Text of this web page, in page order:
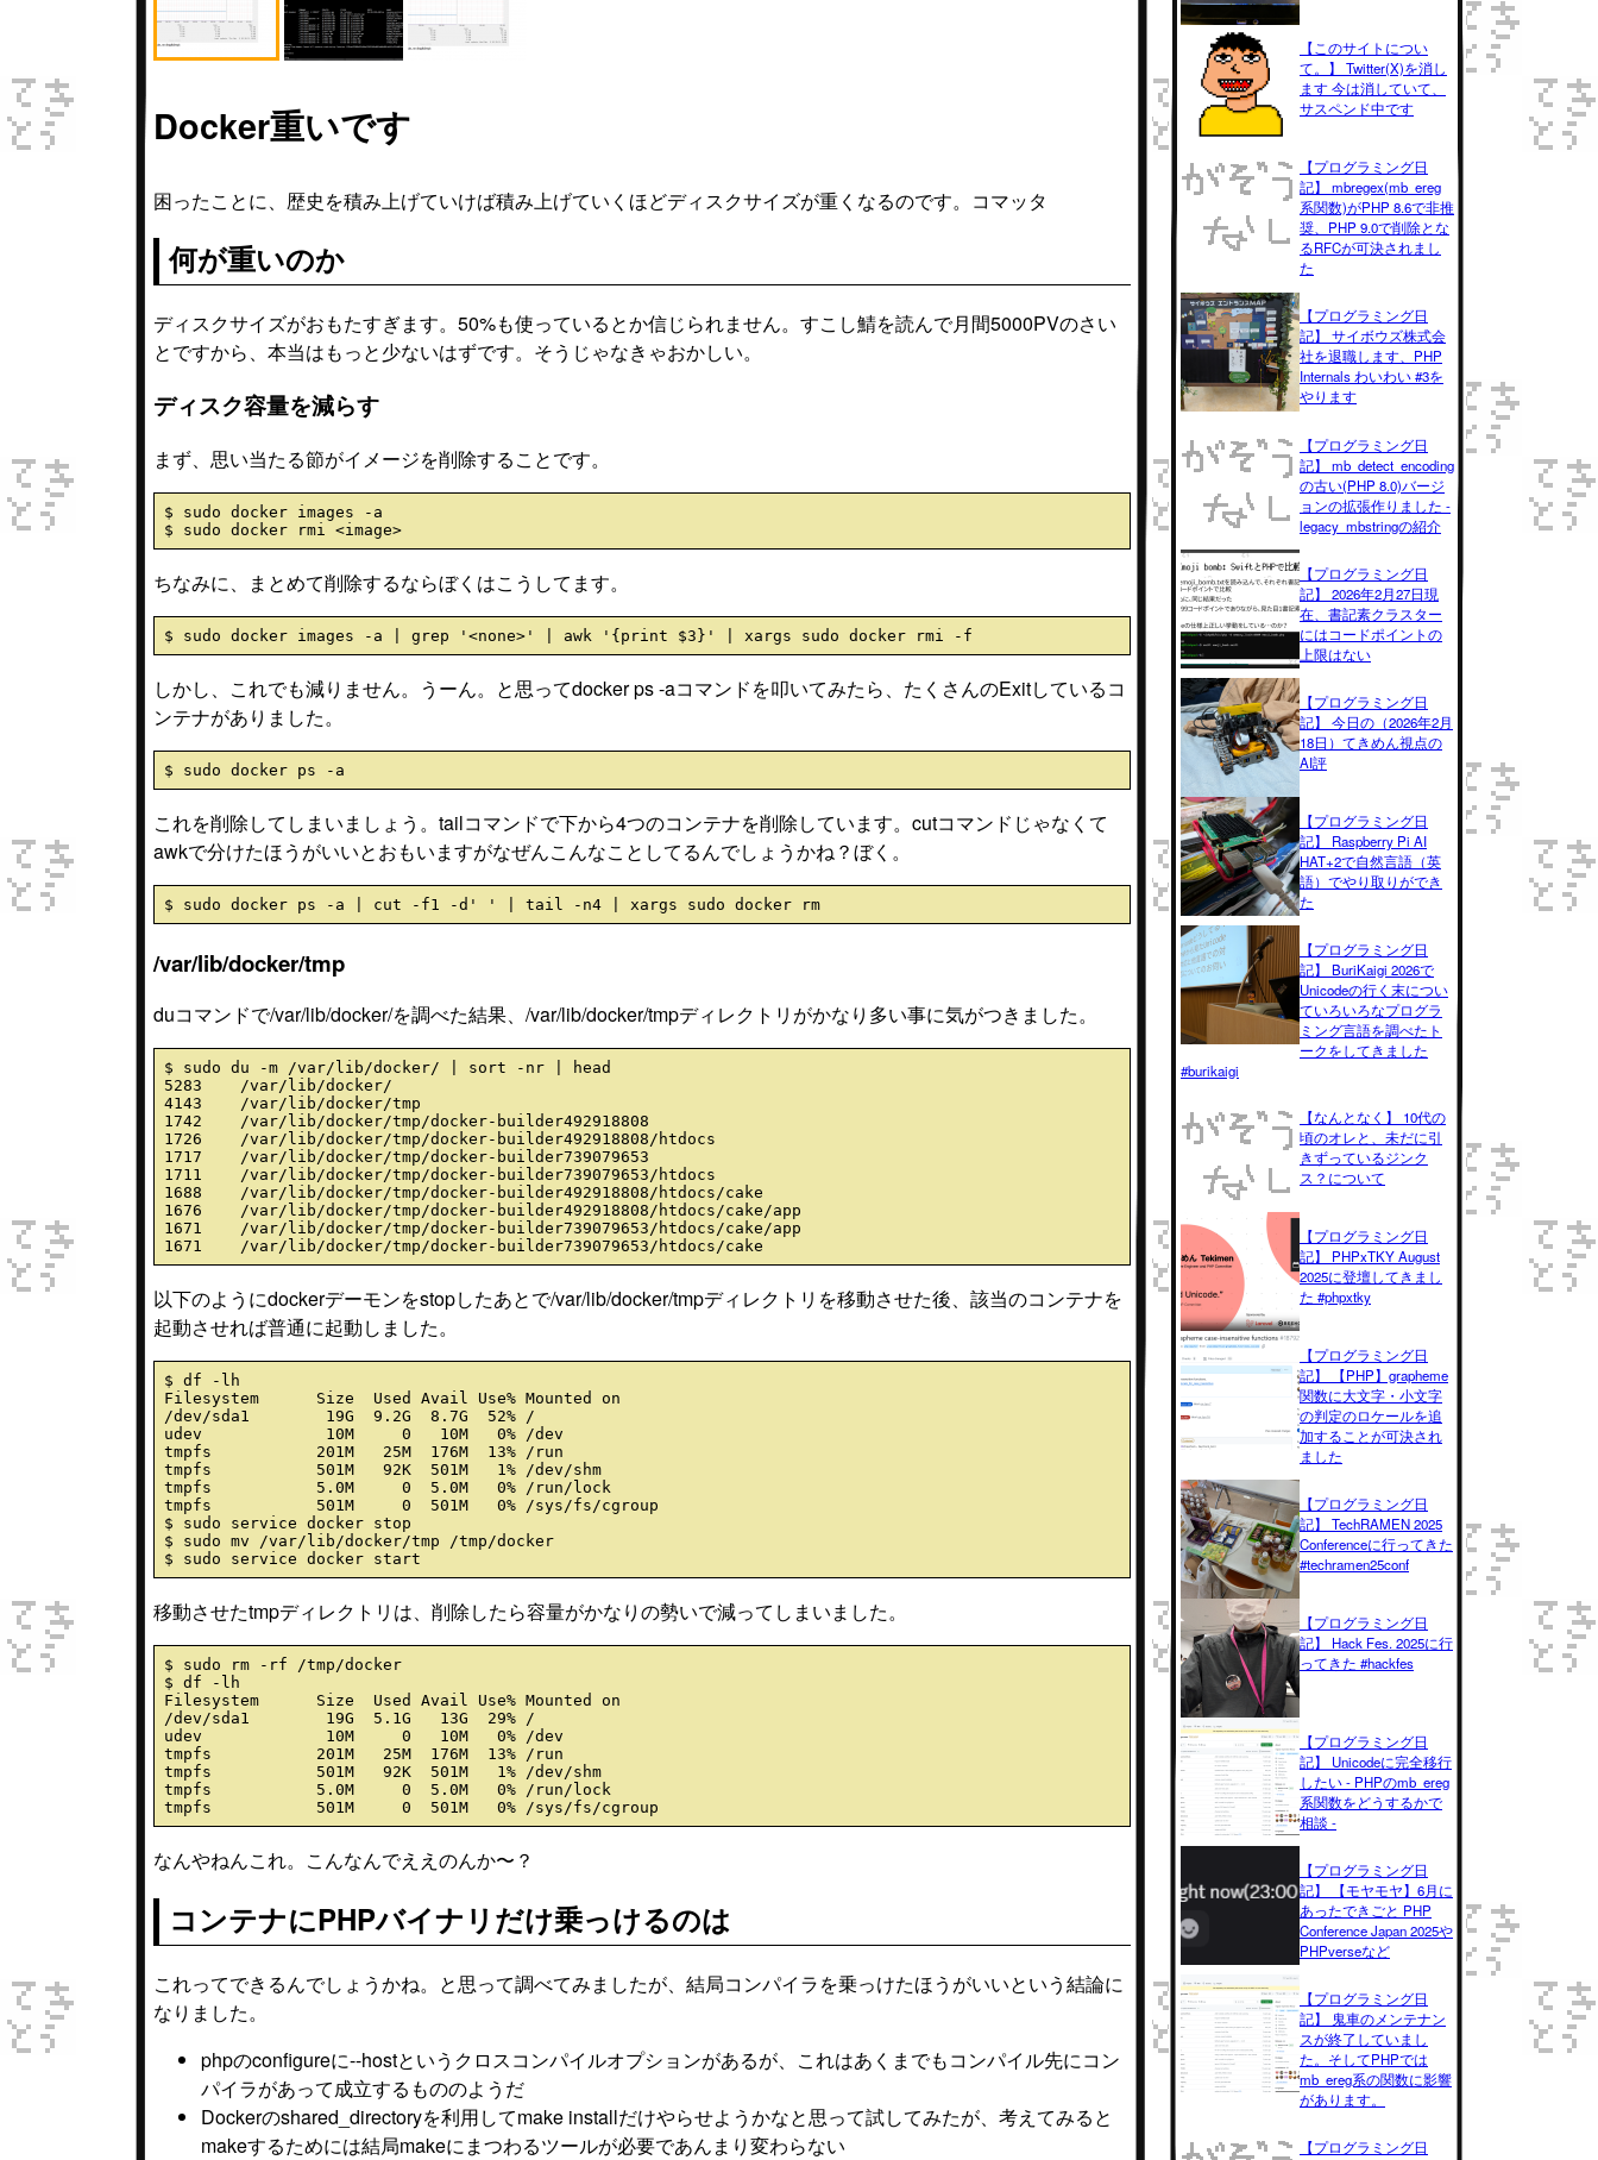
Docker重いです
困ったことに、歴史を積み上げていけば積み上げていくほどディスクサイズが重くなるのです。コマッタ
何が重いのか
ディスクサイズがおもたすぎます。50%も使っているとか信じられません。すこし鯖を読んで月間5000PVのさい
とですから、本当はもっと少ないはずです。そうじゃなきゃおかしい。
ディスク容量を減らす
まず、思い当たる節がイメージを削除することです。
$ sudo docker images -a
ちなみに、まとめて削除するならぼくはこうしてます。
しかし、これでも減りません。うーん。と思ってdocker ps -aコマンドを叩いてみたら、たくさんのExitしているコ
ンテナがありました。
これを削除してしまいましょう。tailコマンドで下から4つのコンテナを削除しています。cutコマンドじゃなくて
awkで分けたほうがいいとおもいますがなぜんこんなことしてるんでしょうかね？ぼく。
/var/lib/docker/tmp
duコマンドで/var/lib/docker/を調べた結果、/var/lib/docker/tmpディレクトリがかなり多い事に気がつきました。
$ sudo du -m /var/lib/docker/ | sort -nr | head
5283    /var/lib/docker/
4143    /var/lib/docker/tmp
1742    /var/lib/docker/tmp/docker-builder492918808
1726    /var/lib/docker/tmp/docker-builder492918808/htdocs
1717    /var/lib/docker/tmp/docker-builder739079653
1711    /var/lib/docker/tmp/docker-builder739079653/htdocs
1688    /var/lib/docker/tmp/docker-builder492918808/htdocs/cake
1676    /var/lib/docker/tmp/docker-builder492918808/htdocs/cake/app
1671    /var/lib/docker/tmp/docker-builder739079653/htdocs/cake/app
以下のようにdockerデーモンをstopしたあとで/var/lib/docker/tmpディレクトリを移動させた後、該当のコンテナを
起動させれば普通に起動しました。
$ df -lh
Filesystem      Size  Used Avail Use% Mounted on
/dev/sda1        19G  9.2G  8.7G  52% /
udev             10M     0   10M   0% /dev
tmpfs           201M   25M  176M  13% /run
tmpfs           501M   92K  501M   1% /dev/shm
tmpfs           5.0M     0  5.0M   0% /run/lock
tmpfs           501M     0  501M   0% /sys/fs/cgroup
$ sudo service docker stop
$ sudo mv /var/lib/docker/tmp /tmp/docker
移動させたtmpディレクトリは、削除したら容量がかなりの勢いで減ってしまいました。
$ sudo rm -rf /tmp/docker
$ df -lh
Filesystem      Size  Used Avail Use% Mounted on
/dev/sda1        19G  5.1G   13G  29% /
udev             10M     0   10M   0% /dev
tmpfs           201M   25M  176M  13% /run
tmpfs           501M   92K  501M   1% /dev/shm
tmpfs           5.0M     0  5.0M   0% /run/lock
なんやねんこれ。こんなんでええのんか〜？
コンテナにPHPバイナリだけ乗っけるのは
これってできるんでしょうかね。と思って調べてみましたが、結局コンパイラを乗っけたほうがいいという結論に
なりました。
phpのconfigureに--hostというクロスコンパイルオプションがあるが、これはあくまでもコンパイル先にコン
パイラがあって成立するもののようだ
Dockerのshared_directoryを利用してmake installだけやらせようかなと思って試してみたが、考えてみると
makeするためには結局makeにまつわるツールが必要であんまり変わらない
【このサイトについ
て。】 Twitter(X)を消し
ます 今は消していて、
サスペンド中です
【プログラミング日
記】 mbregex(mb_ereg
系関数)がPHP 8.6で非推
奨、PHP 9.0で削除とな
るRFCが可決されまし
た
【プログラミング日
記】 サイボウズ株式会
社を退職します、PHP
Internals わいわい #3を
やります
【プログラミング日
記】 mb_detect_encoding
の古い(PHP 8.0)バージ
ョンの拡張作りました -
legacy_mbstringの紹介
【プログラミング日
記】 2026年2月27日現
在、書記素クラスター
にはコードポイントの
上限はない
【プログラミング日
記】 今日の（2026年2月
18日）てきめん視点の
AI評
【プログラミング日
記】 Raspberry Pi AI
HAT+2で自然言語（英
語）でやり取りができ
た
【プログラミング日
記】 BuriKaigi 2026で
Unicodeの行く末につい
ていろいろなプログラ
ミング言語を調べたト
ークをしてきました
#burikaigi
【なんとなく】 10代の
頃のオレと、未だに引
きずっているジンク
ス？について
【プログラミング日
記】 PHPxTKY August
2025に登壇してきまし
た #phpxtky
【プログラミング日
記】 【PHP】grapheme
関数に大文字・小文字
の判定のロケールを追
加することが可決され
ました
【プログラミング日
記】 TechRAMEN 2025
Conferenceに行ってきた
#techramen25conf
【プログラミング日
記】 Hack Fes. 2025に行
ってきた #hackfes
【プログラミング日
記】 Unicodeに完全移行
したい - PHPのmb_ereg
系関数をどうするかで
相談 -
【プログラミング日
記】 【モヤモヤ】6月に
あったできごと PHP
Conference Japan 2025や
PHPverseなど
【プログラミング日
記】 鬼車のメンテナン
スが終了していまし
た。そしてPHPでは
mb_ereg系の関数に影響
があります。
【プログラミング日